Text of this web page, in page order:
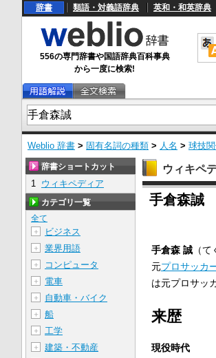
辞書 類語・対義語辞典 英和・和英辞典
556の専門辞書や国語辞典百科事典
から一度に検索!
Weblio 辞書 > 固有名詞の種類 > 人名 > 球技
ウィキペ
手倉森誠
手倉森 誠（て
元プロサッカ
は元プロサッ
来歴
現役時代
辞書ショートカット
1 ウィキペディア
カテゴリ一覧
全て
＋
ビジネス
＋ 業界用語
＋ コンピュータ
＋ 電車
＋ 自動車・バイク
＋ 船
＋ 工学
＋ 建築・不動産